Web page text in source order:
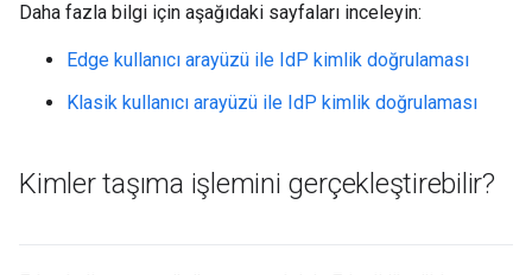
Daha fazla bilgi için aşağıdaki sayfaları inceleyin:
Edge kullanıcı arayüzü ile IdP kimlik doğrulaması
Klasik kullanıcı arayüzü ile IdP kimlik doğrulaması
Kimler taşıma işlemini gerçekleştirebilir?